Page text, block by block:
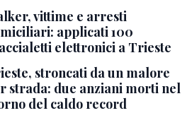
vittime e arresti
applicati 100
elettronici a Trieste
stroncati da un malore
strada: due anziani morti nel
del caldo record